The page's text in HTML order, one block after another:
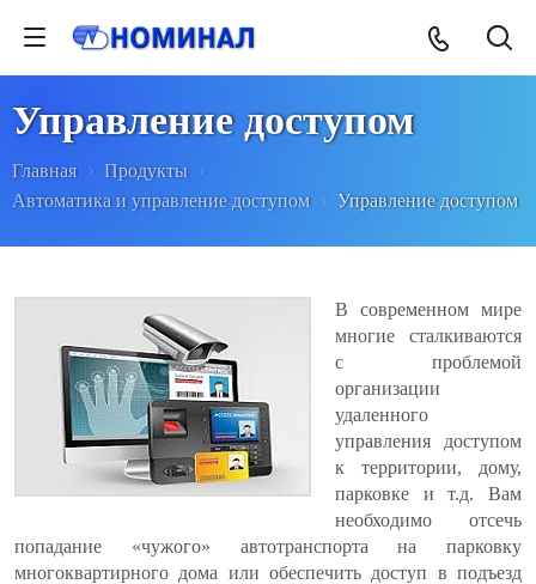
Управление доступом
Главная
Продукты
Автоматика и управление доступом
Управление доступом
В современном мире
многие сталкиваются
с проблемой
организации
удаленного
управления доступом
к территории, дому,
парковке и т.д. Вам
необходимо отсечь
попадание «чужого» автотранспорта на парковку
многоквартирного дома или обеспечить доступ в подъезд